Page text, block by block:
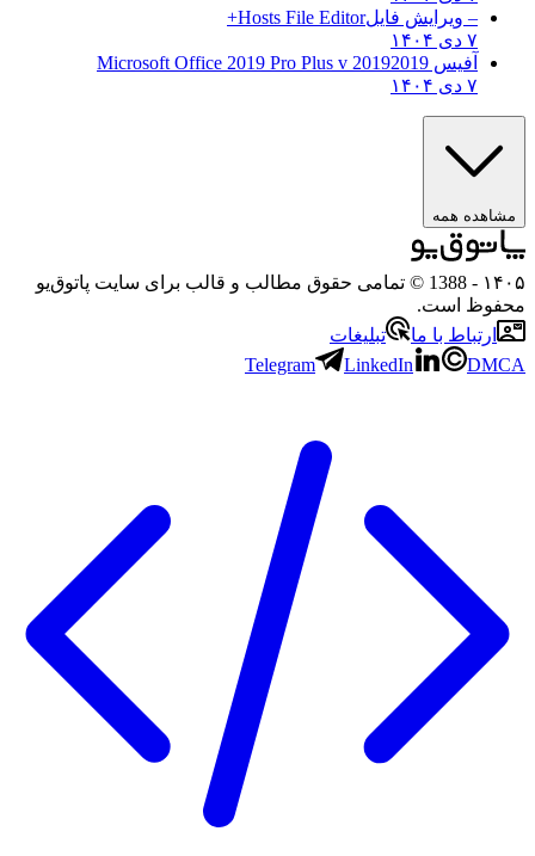
– ویرایش فایلHosts File Editor+
۷ دی ۱۴۰۴
آفیس 2019 2019 Microsoft Office 2019 Pro Plus v
۷ دی ۱۴۰۴
مشاهده همه
۱۴۰۵
- 1388 © تمامی حقوق مطالب و قالب برای سایت پاتوق‌یو
محفوظ است.
ارتباط با ما
تبلیغات
Telegram
LinkedIn DMCA